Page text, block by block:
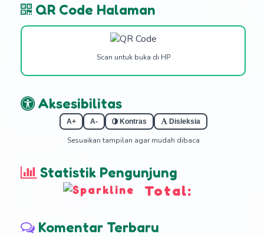
QR Code Halaman
Scan untuk buka di HP
Aksesibilitas
A+ A- Kontras Disleksia
Sesuaikan tampilan agar mudah dibaca
Statistik Pengunjung
Total:
Komentar Terbaru